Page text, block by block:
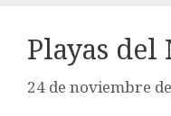
Playas del
24 de noviembre